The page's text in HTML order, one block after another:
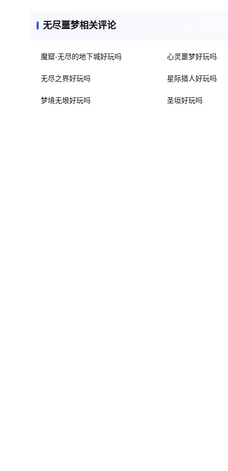
无尽噩梦相关评论
魔窟-无尽的地下城好玩吗 心灵噩梦好玩吗
无尽之界好玩吗 星际猎人好玩吗
梦境无垠好玩吗 圣垣好玩吗